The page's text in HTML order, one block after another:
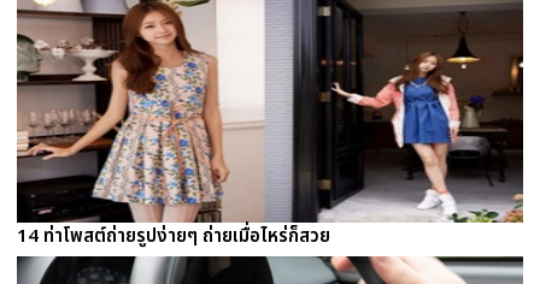
14 ท่าโพสต์ถ่ายรูปง่ายๆ ถ่ายเมื่อไหร่ก็สวย